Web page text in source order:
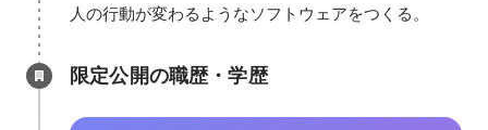
人の行動が変わるようなソフトウェアをつくる。
限定公開の職歴・学歴